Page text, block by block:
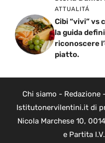
ATTUALITÁ
Cibi “vivi” vs
la guida
riconoscere
piatto.
Chi siamo - Redazione
Istitutonervilentini.it di
Nicola Marchese 10,
e Partita